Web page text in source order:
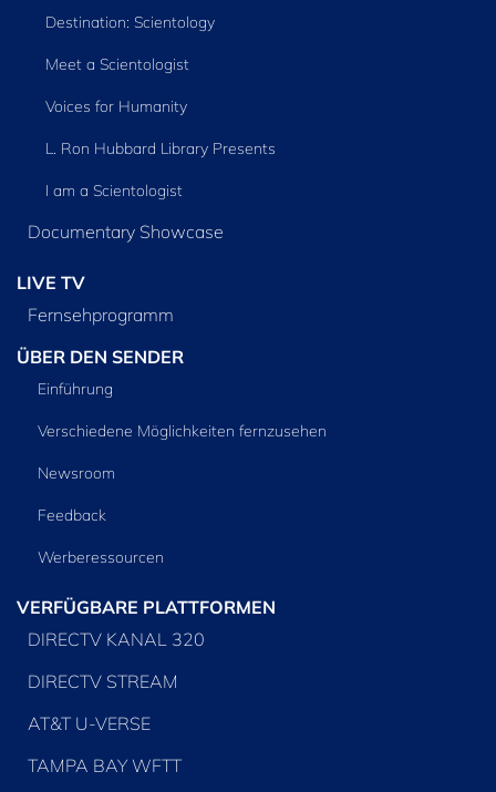
Destination: Scientology
Meet a Scientologist
Voices for Humanity
L. Ron Hubbard Library Presents
I am a Scientologist
Documentary Showcase
LIVE TV
Fernsehprogramm
ÜBER DEN SENDER
Einführung
Verschiedene Möglichkeiten fernzusehen
Newsroom
Feedback
Werberessourcen
VERFÜGBARE PLATTFORMEN
DIRECTV KANAL 320
DIRECTV STREAM
AT&T U-VERSE
TAMPA BAY WFTT